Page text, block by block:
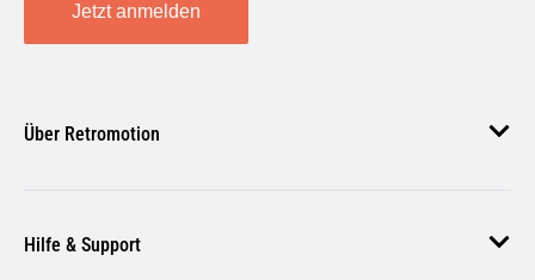
Jetzt anmelden
Über Retromotion
Unsere Jobs
Hilfe & Support